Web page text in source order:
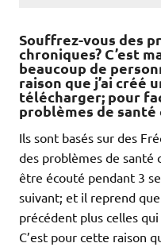
Souffrez-vous des
chroniques? C’est
beaucoup de
raison que j’ai créé
télécharger; pour
problèmes de santé
Ils sont basés sur des
des problèmes de santé
être écouté pendant 3
suivant; et il reprend
précédent plus celles
C’est pour cette raison